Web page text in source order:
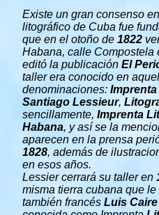
Existe un gran consenso
litográfico de Cuba fue
que en el otoño de 1822
Habana, calle Compostela
editó la publicación El
taller era conocido en
denominaciones:
Santiago Lessieur,
sencillamente, Imprenta
Habana, y así se la
aparecen en la prensa
1828, además de
en esos años.
Lessier cerrará su taller en
misma tierra cubana que
también francés Luis Caire